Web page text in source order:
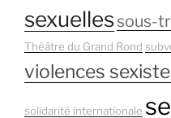
sexuellessous-
Théâtre du Grand Rond
violences
solidarité internationale